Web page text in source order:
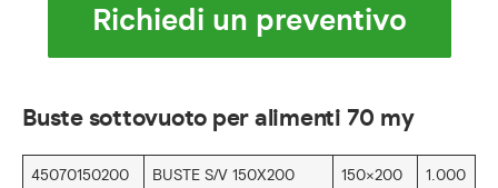
Richiedi un preventivo
Buste sottovuoto per alimenti 70 my
45070150200
BUSTE S/V 150X200
150×200 1.000